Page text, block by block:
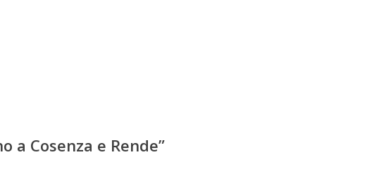
a Cosenza e Rende”